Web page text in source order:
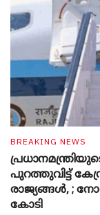
BREAKING NEWS
പുറത്തുവിട്ട്
രാജ്യങ്ങൾ, ;
കോടി